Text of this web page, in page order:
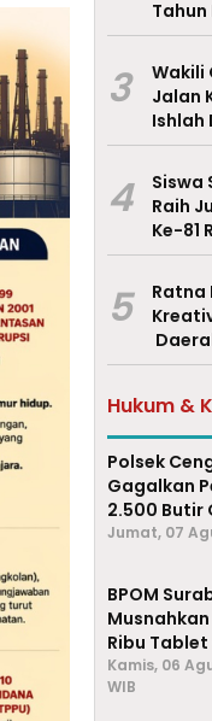
3
Wakili
Jalan
Ishlah
4
Siswa
Raih
Ke-81
5
Ratna
Ekraf
Hukum &
Polsek
Gagalkan
2.500 Butir
Daftar G,
Jumat, 07
BPOM
Ribu
Cegah
di Kalangan
Kamis, 06
WIB